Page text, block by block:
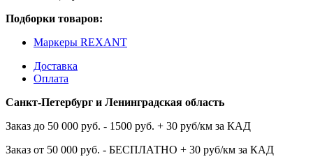
Подборки товаров:
Маркеры REXANT
Доставка
Оплата
Санкт-Петербург и Ленинградская область
Заказ до 50 000 руб. - 1500 руб. + 30 руб/км за КАД
Заказ от 50 000 руб. - БЕСПЛАТНО + 30 руб/км за КАД